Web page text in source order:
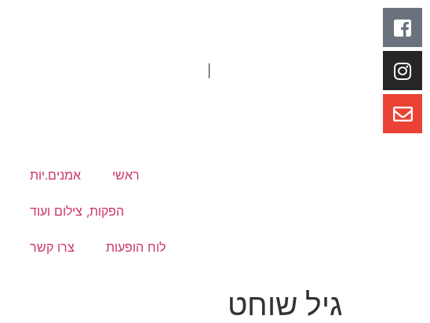
ראשי אמנים.יות
הפקות, צילום ועוד
לוח הופעות צרו קשר
גיל שוחט